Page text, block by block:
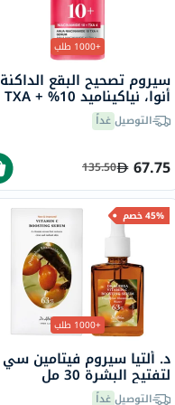
+1000 طلب
سيروم تصحيح البقع الداكنة
أنوا، نياكيناميد 10% + TXA
4%، 30 مل
التوصيلغداً
67.75
135.50
45% خصم
+1000 طلب
د. ألتيا سيروم فيتامين سي
لتفتيح البشرة 30 مل
التوصيلغداً